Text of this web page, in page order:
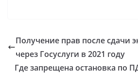
Получение прав после сдачи
через Госуслуги в 2021 году
Где запрещена остановка по